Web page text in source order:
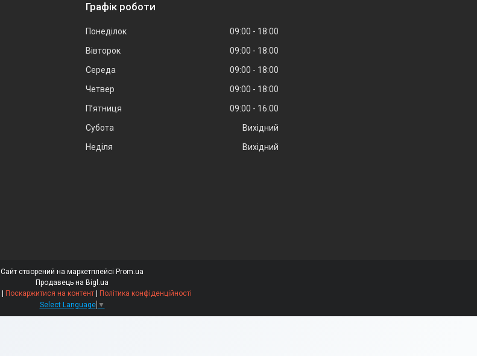
Графік роботи
Понеділок 09:00
18:00
Вівторок
09:00
18:00
Середа
09:00
18:00
Четвер
09:00
18:00
Пʼятниця
09:00
16:00
Субота
Вихідний
Неділя
Вихідний
Сайт створений на маркетплейсі Prom.ua
Продавець на Bigl.ua
ЕлектроФронт | Поскаржитися на контент | Політика конфіденційності
Select Language ▼